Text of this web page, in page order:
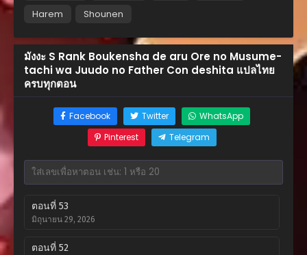
Harem
Shounen
มังงะ S Rank Boukensha de aru Ore no Musume-
tachi wa Juudo no Father Con deshita แปลไทย
ครบทุกตอน
Facebook Twitter
WhatsApp
Pinterest
Telegram
ตอนที่ 53
มิถุนายน 29, 2026
ตอนที่ 52